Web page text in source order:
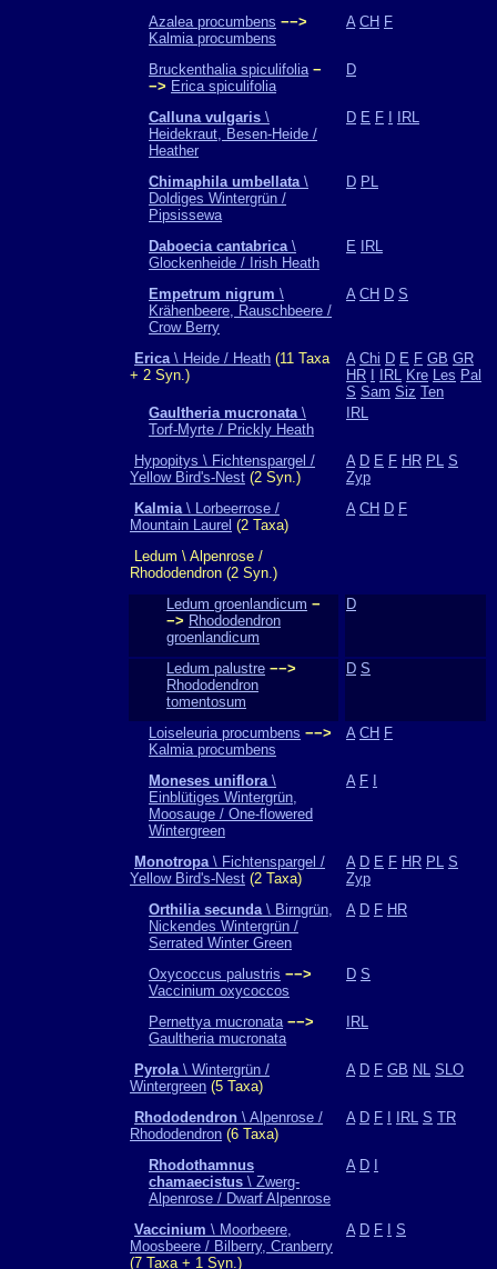
Azalea procumbens −−>
Kalmia procumbens
A CH F
Bruckenthalia spiculifolia −
−> Erica spiculifolia
D
Calluna vulgaris \
Heidekraut, Besen-Heide /
Heather
D E F IRL
Chimaphila umbellata\
Doldiges Wintergrün /
Pipsissewa
D PL
Daboecia cantabrica\
Glockenheide / Irish Heath
E IRL
Empetrum nigrum \
Krähenbeere, Rauschbeere /
Crow Berry
A CH D S
Erica\ Heide / Heath (11 Taxa
+ 2 Syn.)
A Chi D E F GB GR
HR
IRL Kre Les Pal
S Sam Siz Ten
Gaultheria mucronata\
Torf-Myrte / Prickly Heath
IRL
Hypopitys \ Fichtenspargel /
Yellow Bird's-Nest (2 Syn.)
A D E F HR PL S
Zyp
Kalmia\ Lorbeerrose /
Mountain Laurel (2 Taxa)
A CH D F
Ledum \ Alpenrose /
Rhododendron (2 Syn.)
Ledum groenlandicum −
−> Rhododendron
groenlandicum
D
Ledum palustre −−>
Rhododendron
tomentosum
D S
Loiseleuria procumbens −−>
Kalmia procumbens
A CH F
Moneses uniflora\
Einblütiges Wintergrün,
Moosauge / One-flowered
Wintergreen
A F
Monotropa\ Fichtenspargel /
Yellow Bird's-Nest (2 Taxa)
A D E F HR PL S
Zyp
Orthilia secunda\ Birngrün,
Nickendes Wintergrün /
Serrated Winter Green
A D F HR
Oxycoccus palustris −−>
Vaccinium oxycoccos
D S
Pernettya mucronata −−>
Gaultheria mucronata
IRL
Pyrola\ Wintergrün /
Wintergreen (5 Taxa)
A D F GB NL SLO
Rhododendron \ Alpenrose /
Rhododendron (6 Taxa)
A D F IRL S TR
Rhodothamnus
chamaecistus \ Zwerg-
Alpenrose / Dwarf Alpenrose
A D
Vaccinium \ Moorbeere,
Moosbeere / Bilberry, Cranberry
(7 Taxa + 1 Syn.)
A D F S